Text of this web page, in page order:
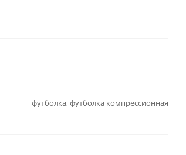
футболка, футболка компрессионная